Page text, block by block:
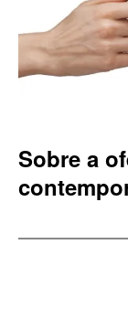
Sobre a